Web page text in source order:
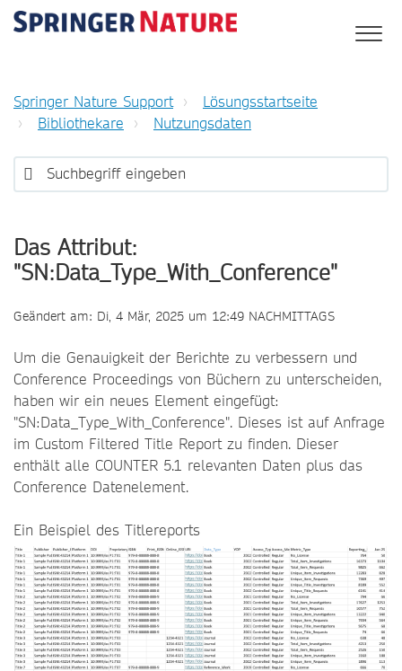
Springer Nature Support
Lösungsstartseite
Bibliothekare
Nutzungsdaten
Das Attribut:
"SN:Data_Type_With_Conference"
Geändert am: Di, 4 Mär, 2025 um 12:49 NACHMITTAGS
Um die Genauigkeit der Berichte zu verbessern und
Conference Proceedings von Büchern zu unterscheiden,
haben wir ein neues Element eingefügt:
"SN:Data_Type_With_Conference". Dieses ist auf Anfrage
im Custom Filtered Title Report zu finden. Dieser
enthält alle COUNTER 5.1 relevanten Daten plus das
Conference Datenelement.
Ein Beispiel des Titlereports